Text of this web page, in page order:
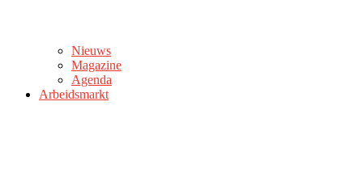
Nieuws
Magazine
Agenda
Arbeidsmarkt